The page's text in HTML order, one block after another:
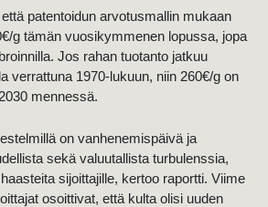
patentoidun arvotusmallin mukaan
g tämän vuosikymmenen lopussa, jopa
Jos rahan tuotanto jatkuu
verrattuna 1970-lukuun, niin 260€/g on
mennessä.
on vanhenemispäivä ja
sekä valuutallista turbulenssia,
sijoittajille, kertoo raportti. Viime
osoittivat, että kulta olisi uuden